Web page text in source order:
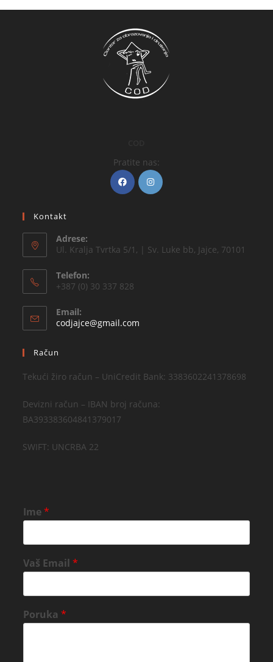
Pratite nas:
Kontakt
Adrese:
Ul. Kralja Tvrtka 5/1, | Sv. Luke bb, Jajce, 70101
Telefon:
+387 (0) 30 337 828
Email:
codjajce@gmail.com
Račun
Tekući žiro račun – UniCredit Bank: 3383602241378698
Devizni račun – IBAN broj računa:
BA393383604841379017
SWIFT: UNCRBA 22
Ime*
Vaš Email*
Poruka*